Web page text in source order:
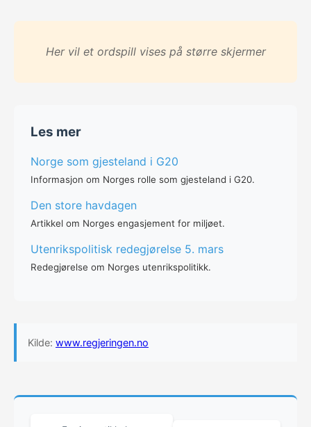
Her vil et ordspill vises på større skjermer
Les mer
Norge som gjesteland i G20
Informasjon om Norges rolle som gjesteland i G20.
Den store havdagen
Artikkel om Norges engasjement for miljøet.
Utenrikspolitisk redegjørelse 5. mars
Redegjørelse om Norges utenrikspolitikk.
Kilde: www.regjeringen.no